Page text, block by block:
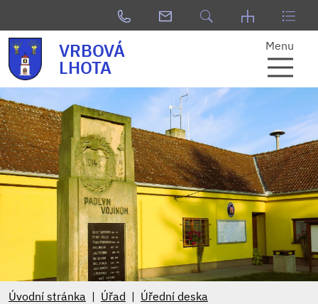
VRBOVÁ
LHOTA
Menu
Úvodní stránka Úřad Úřední deska